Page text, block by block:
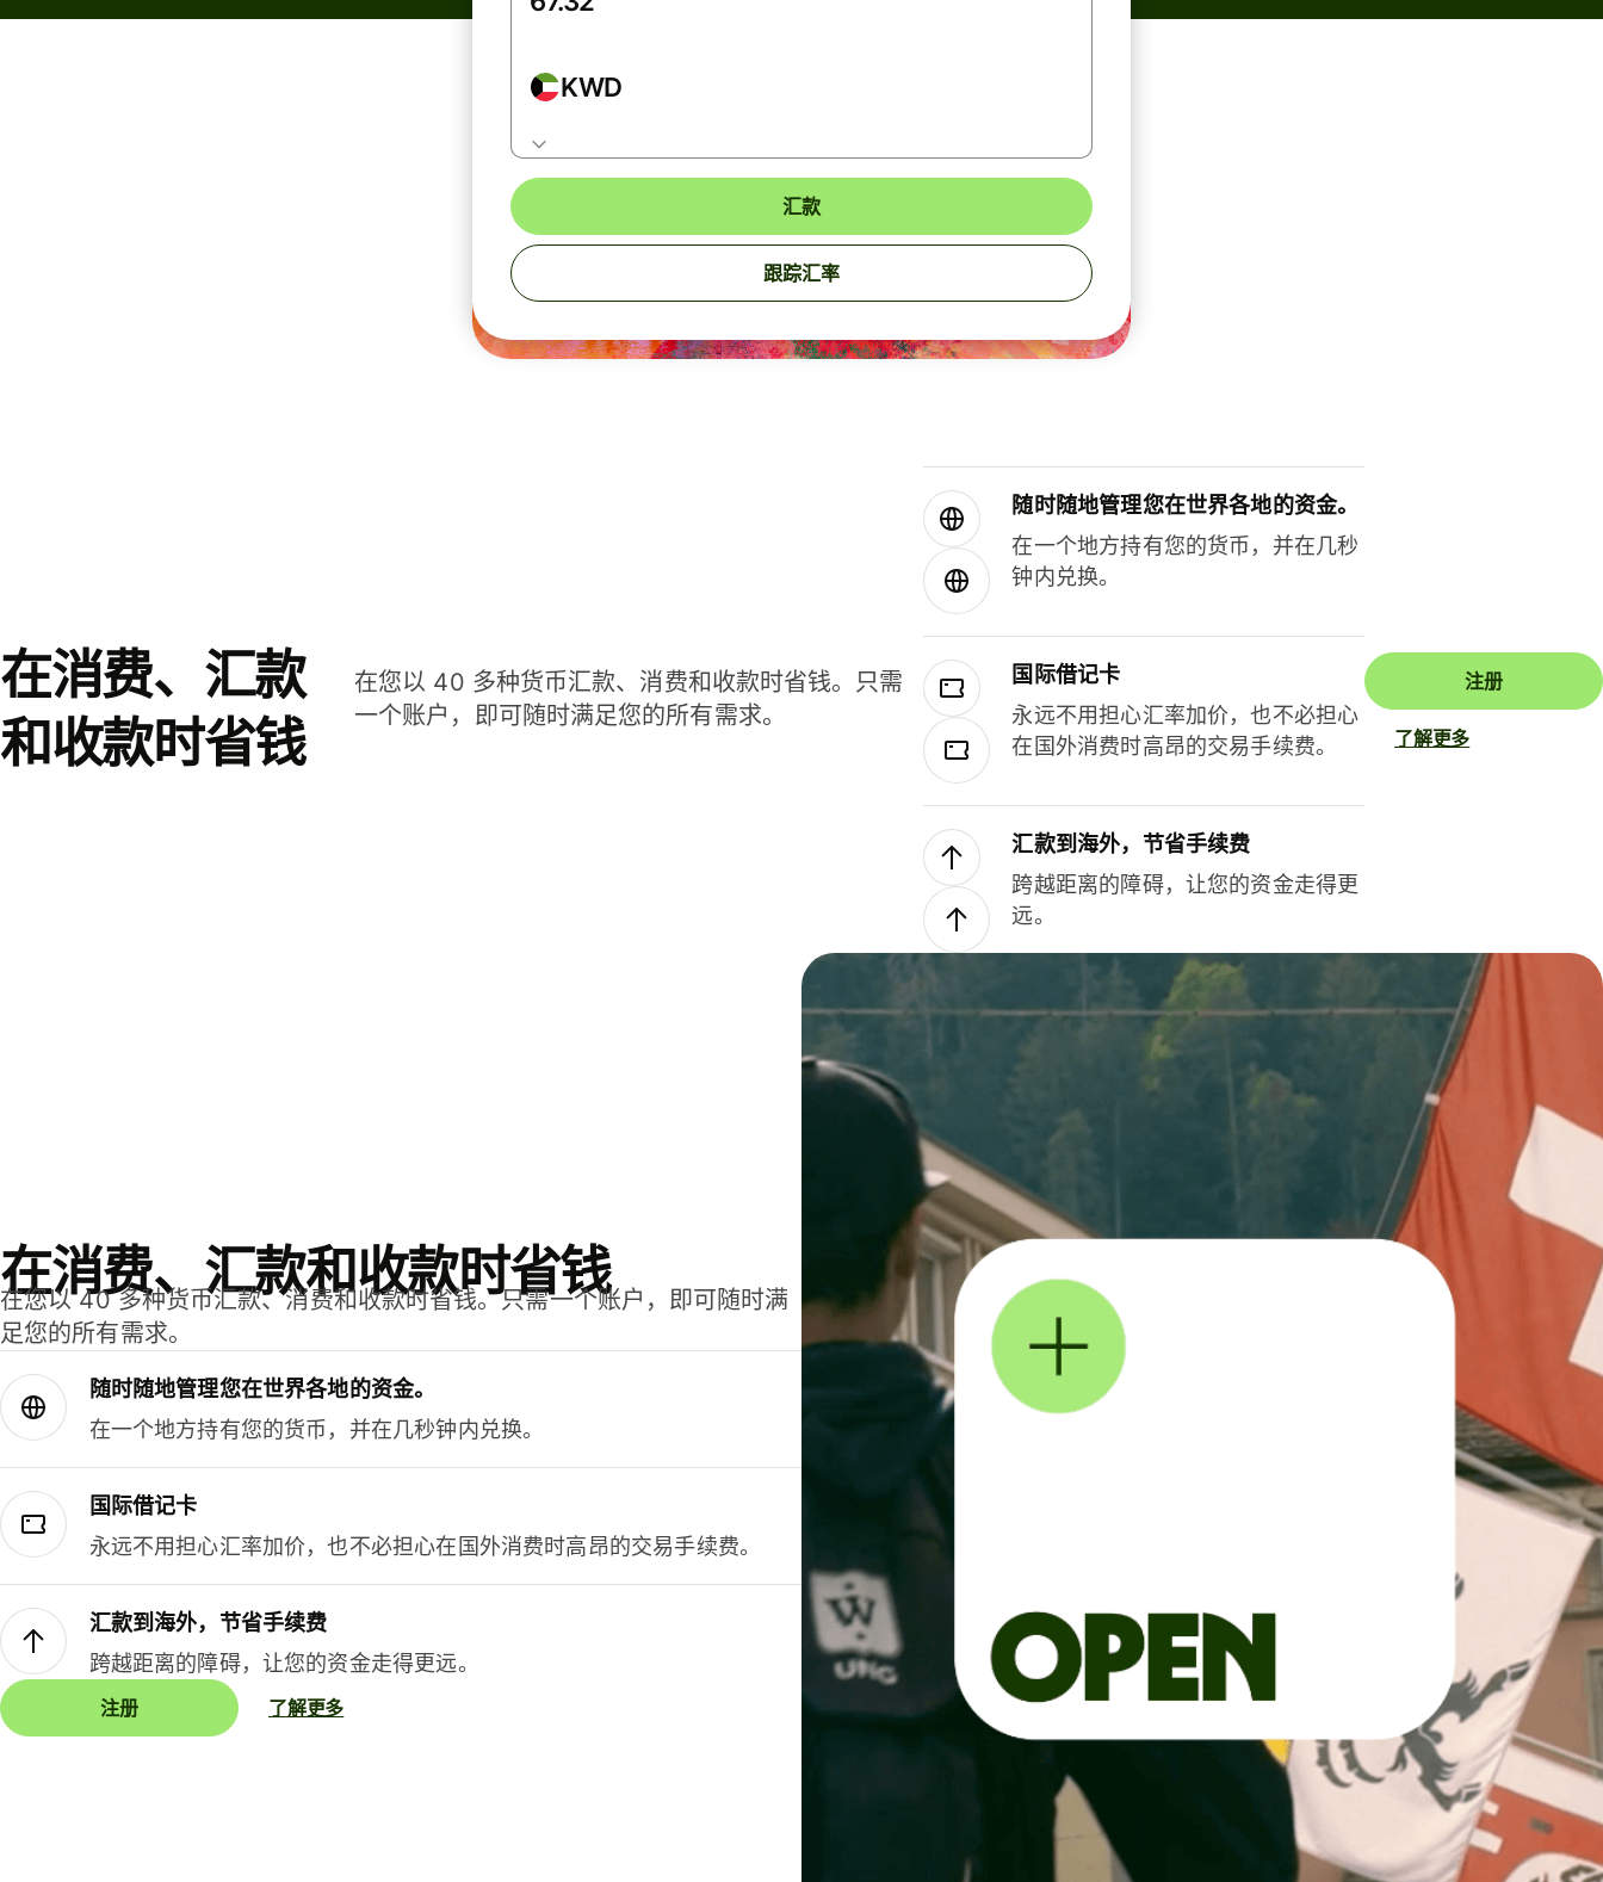
KWD
汇款
跟踪汇率
在消费、汇款
和收款时省钱
在您以 40 多种货币汇款、消费和收款时省钱。只需
一个账户，即可随时满足您的所有需求。
随时随地管理您在世界各地的资金。
在一个地方持有您的货币，并在几秒
钟内兑换。
国际借记卡
永远不用担心汇率加价，也不必担心
在国外消费时高昂的交易手续费。
汇款到海外，节省手续费
跨越距离的障碍，让您的资金走得更
远。
注册
了解更多
在消费、汇款和收款时省钱
在您以 40 多种货币汇款、消费和收款时省钱。只需一个账户，即可随时满
足您的所有需求。
随时随地管理您在世界各地的资金。
在一个地方持有您的货币，并在几秒钟内兑换。
国际借记卡
永远不用担心汇率加价，也不必担心在国外消费时高昂的交易手续费。
汇款到海外，节省手续费
跨越距离的障碍，让您的资金走得更远。
注册 了解更多